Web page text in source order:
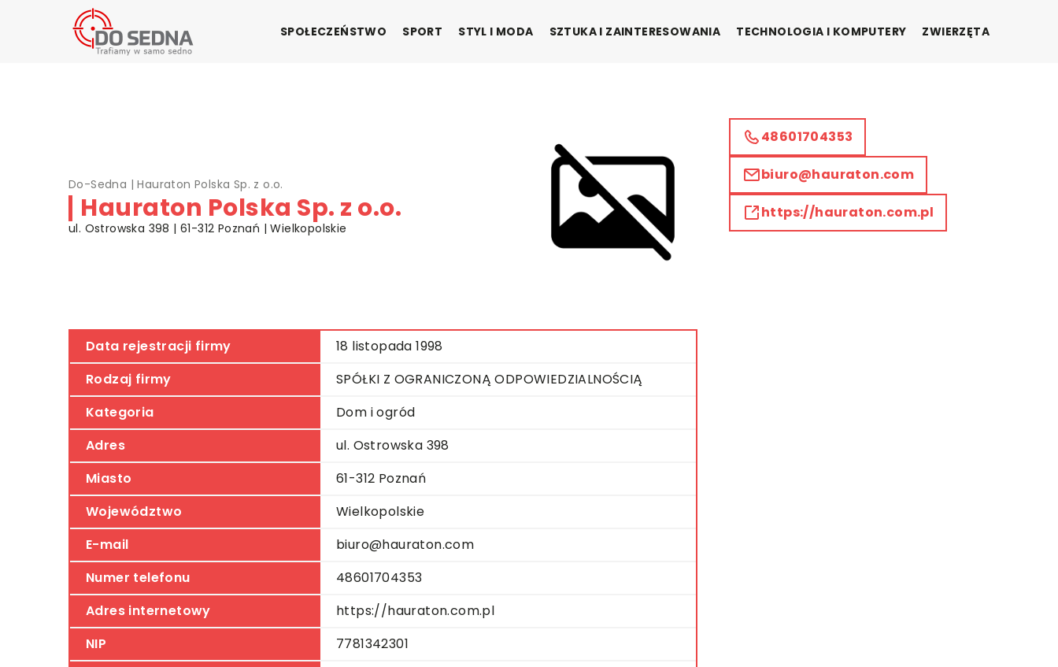
SPOŁECZEŃSTWO SPORT STYL I MODA SZTUKA I ZAINTERESOWANIA TECHNOLOGIA I KOMPUTERY ZWIERZĘTA
Do-Sedna |Hauraton Polska Sp. z o.o.
Hauraton Polska Sp. z o.o.
ul. Ostrowska 398 | 61-312 Poznań | Wielkopolskie
Data rejestracji firmy
18 listopada 1998
Rodzaj firmy
SPÓŁKI Z OGRANICZONĄ ODPOWIEDZIALNOŚCIĄ
Kategoria
Dom i ogród
Adres
ul. Ostrowska 398
Miasto
61-312 Poznań
Województwo
Wielkopolskie
E-mail
biuro@hauraton.com
Numer telefonu
48601704353
Adres internetowy
https://hauraton.com.pl
NIP
7781342301
48601704353
biuro@hauraton.com
https://hauraton.com.pl